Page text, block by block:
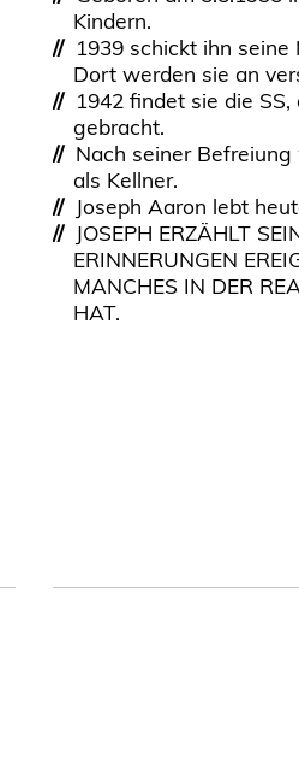
Kindern.
// 1939 schickt ihn
Dort werden sie an
// 1942 findet sie die
gebracht.
// Nach seiner
als Kellner.
// Joseph Aaron lebt
// JOSEPH ERZÄHLT
ERINNERUNGEN
MANCHES IN DER
HAT.